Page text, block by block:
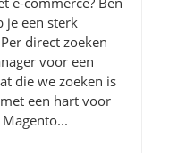
je een sterk
direct zoeken
voor een
die we zoeken is
een hart voor